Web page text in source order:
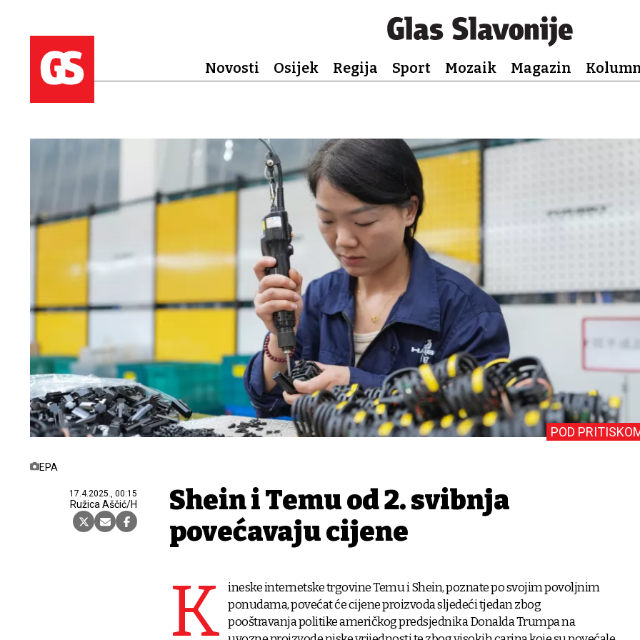
Novosti Osijek Regija Sport Mozaik Magazin
EPA
17.4.2025., 00:15
Ružica Aščić/H
POD
Shein i Temu od 2. svibnja
povećavaju cijene
K ineske internetske trgovine Temu i Shein, poznate po svojim povoljnim
ponudama, povećat će cijene proizvoda sljedeći tjedan zbog
pooštravanja politike američkog predsjednika Donalda Trumpa na